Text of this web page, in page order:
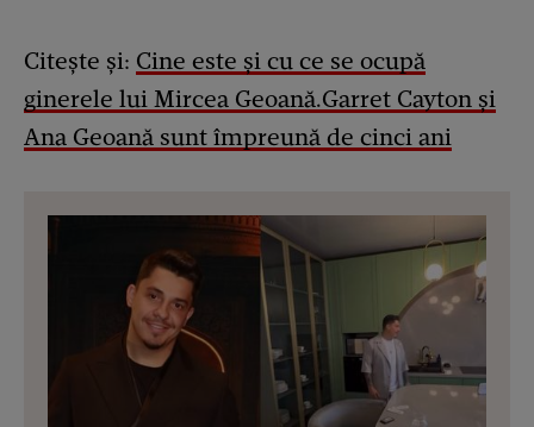
Citește și: Cine este și cu ce se ocupă
ginerele lui Mircea Geoană.Garret Cayton și
Ana Geoană sunt împreună de cinci ani